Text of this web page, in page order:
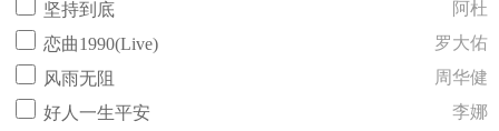
坚持到底
阿杜
恋曲1990(Live)
罗大佑
风雨无阻
周华健
好人一生平安
李娜